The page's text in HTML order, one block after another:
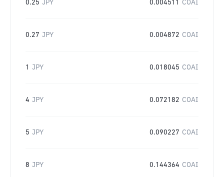
0.25 JPY 0.004511 COAI
0.27 JPY 0.004872 COAI
1 JPY 0.018045 COAI
4 JPY 0.072182 COAI
5 JPY 0.090227 COAI
8 JPY 0.144364 COAI